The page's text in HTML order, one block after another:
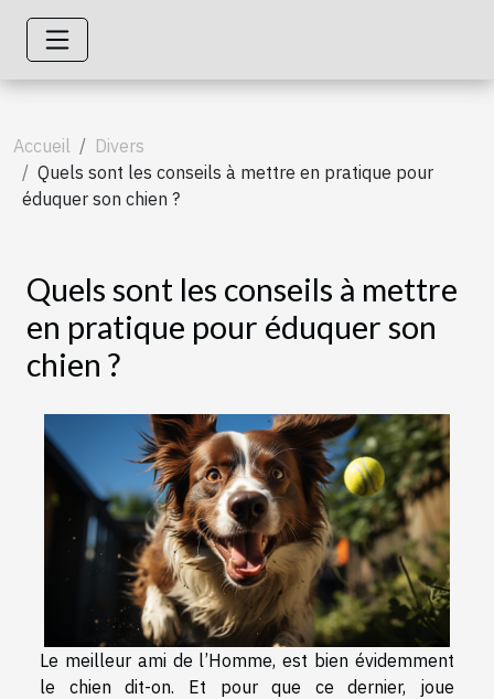
Accueil
Divers
Quels sont les conseils à mettre en pratique pour
éduquer son chien ?
Quels sont les conseils à mettre
en pratique pour éduquer son
chien ?
Le meilleur ami de l’Homme, est bien évidemment
le chien dit-on. Et pour que ce dernier, joue